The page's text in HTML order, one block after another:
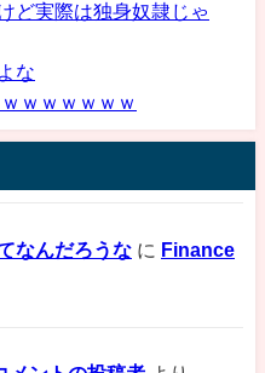
ど実際は独身奴隷じゃ
な
ｗｗｗｗｗｗ
なんだろうな に Finance